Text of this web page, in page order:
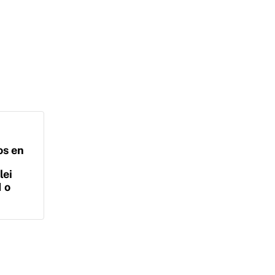
en
o